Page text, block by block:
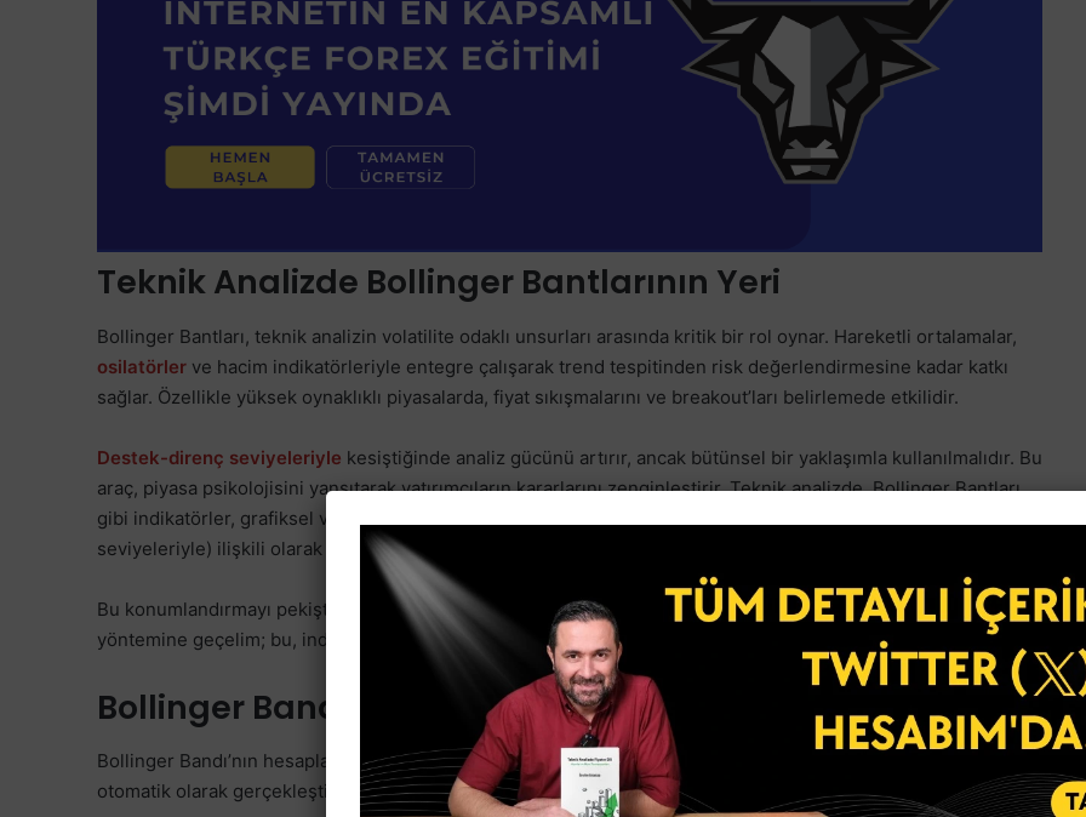
Teknik Analizde Bollinger Bantlarının Yeri
Bollinger Bantları, teknik analizin volatilite odaklı unsurları arasında kritik bir rol oynar. Hareketli ortalamalar,
osilatörlerve hacim indikatörleriyle entegre çalışarak trend tespitinden risk değerlendirmesine kadar katkı
sağlar. Özellikle yüksek oynaklıklı piyasalarda, fiyat sıkışmalarını ve breakout’ları belirlemede etkilidir.
Destek-direnç seviyeleriyle kesiştiğinde analiz gücünü artırır, ancak bütünsel bir yaklaşımla kullanılmalıdır. Bu
araç, piyasa psikolojisini yansıtarak yatırımcıların kararlarını zenginleştirir. Teknik analizde, Bollinger Bantları
gibi indikatörler, grafiksel verileri istatistiksel temellere oturtur ve diğer kavramlarla (örneğin, Fibonacci
seviyeleriyle) ilişkili olarak daha anlamlı hale gelir.
Bu konumlandırmayı pekiştirmek için, Bollinger Bandı’nın matematiksel temelini oluşturan hesaplama
yöntemine geçelim; bu, indikatörün mantığını netleştirecek.
Bollinger Bandı Nasıl Hesaplanır?
Bollinger Bandı’nın hesaplanması, istatistiksel prensiplere dayalıdır ve genellikle grafik platformlarında
otomatik olarak gerçekleştirilir, ancak manuel anlayış volatilite kavramını derinleştirir.